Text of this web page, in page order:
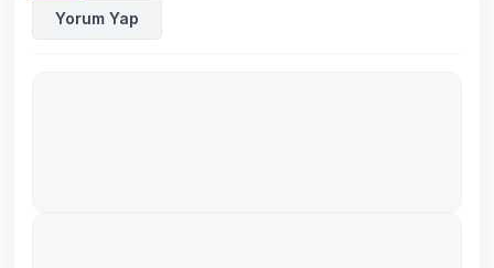
Yorum Yap